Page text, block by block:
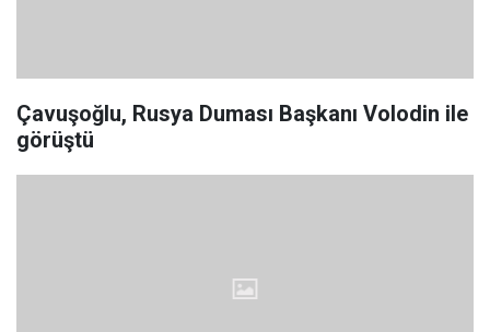
Çavuşoğlu, Rusya Duması Başkanı Volodin ile
görüştü